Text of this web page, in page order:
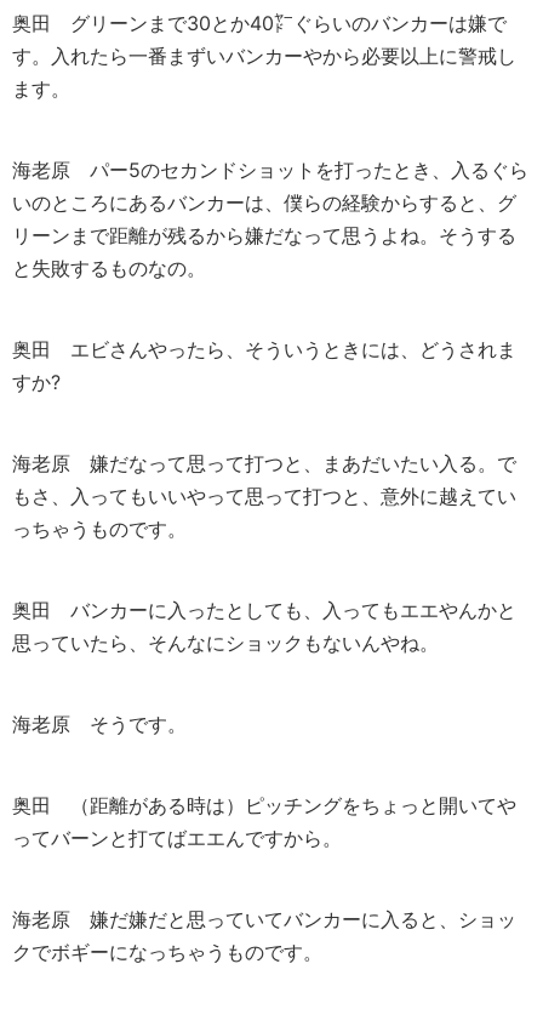
奥田 グリーンまで30とか40㍎ぐらいのバンカーは嫌で
す。入れたら一番まずいバンカーやから必要以上に警戒し
ます。
海老原 パー5のセカンドショットを打ったとき、入るぐら
いのところにあるバンカーは、僕らの経験からすると、グ
リーンまで距離が残るから嫌だなって思うよね。そうする
と失敗するものなの。
奥田 エビさんやったら、そういうときには、どうされま
すか?
海老原 嫌だなって思って打つと、まあだいたい入る。で
もさ、入ってもいいやって思って打つと、意外に越えてい
っちゃうものです。
奥田 バンカーに入ったとしても、入ってもエエやんかと
思っていたら、そんなにショックもないんやね。
海老原 そうです。
奥田 （距離がある時は）ピッチングをちょっと開いてや
ってバーンと打てばエエんですから。
海老原 嫌だ嫌だと思っていてバンカーに入ると、ショッ
クでボギーになっちゃうものです。